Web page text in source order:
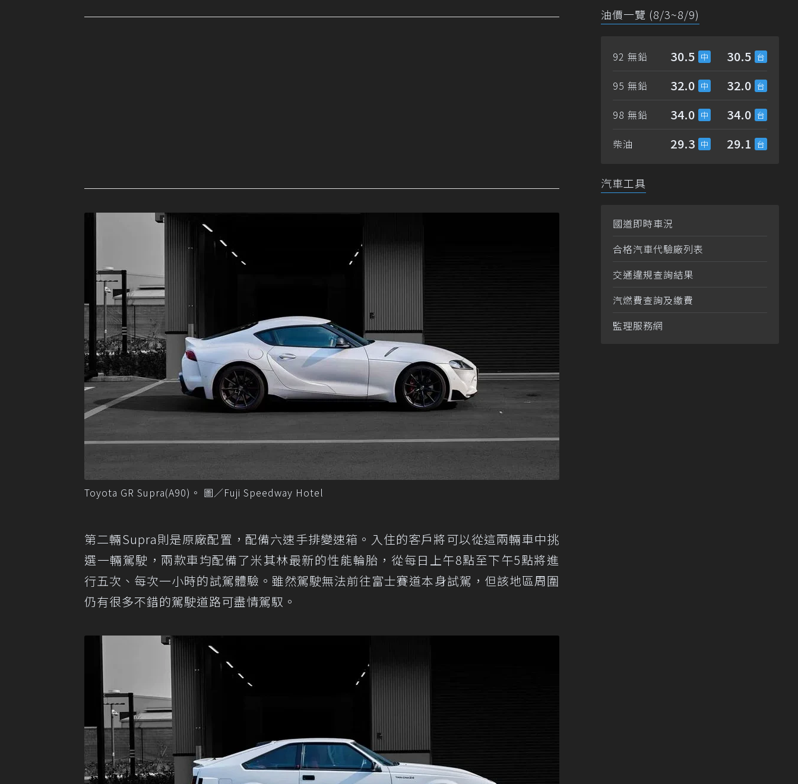
Toyota GR Supra(A90)。 圖／Fuji Speedway Hotel
第二輛Supra則是原廠配置，配備六速手排變速箱。入住的客戶將可以從這兩輛車中挑
選一輛駕駛，兩款車均配備了米其林最新的性能輪胎，從每日上午8點至下午5點將進
行五次、每次一小時的試駕體驗。雖然駕駛無法前往富士賽道本身試駕，但該地區周圍
仍有很多不錯的駕駛道路可盡情駕馭。
油價一覽 (8/3~8/9)
92 無鉛 30.5 30.5
95 無鉛 32.0 32.0
98 無鉛 34.0 34.0
柴油 29.3 29.1
汽車工具
國道即時車況
合格汽車代驗廠列表
交通違規查詢結果
汽燃費查詢及繳費
監理服務網